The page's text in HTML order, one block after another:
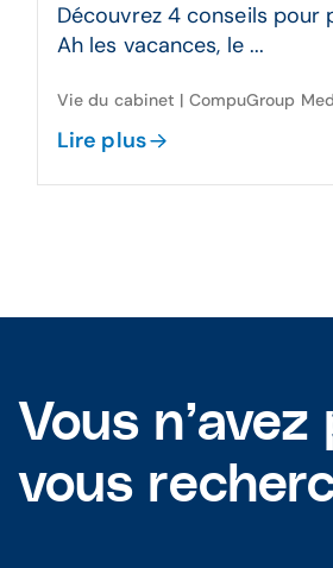
Découvrez 4 conseils
Ah les vacances, le ...
Vie du cabinet | CompuGroup
Lire plus
Vous
vous